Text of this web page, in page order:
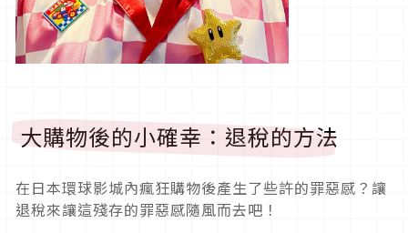
大購物後的小確幸：退稅的方法
在日本環球影城內瘋狂購物後產生了些許的罪惡感？讓
退稅來讓這殘存的罪惡感隨風而去吧！